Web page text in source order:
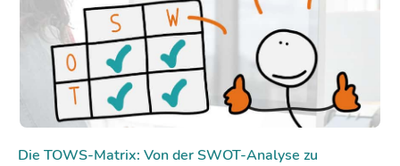
Die TOWS-Matrix: Von der SWOT-Analyse zu